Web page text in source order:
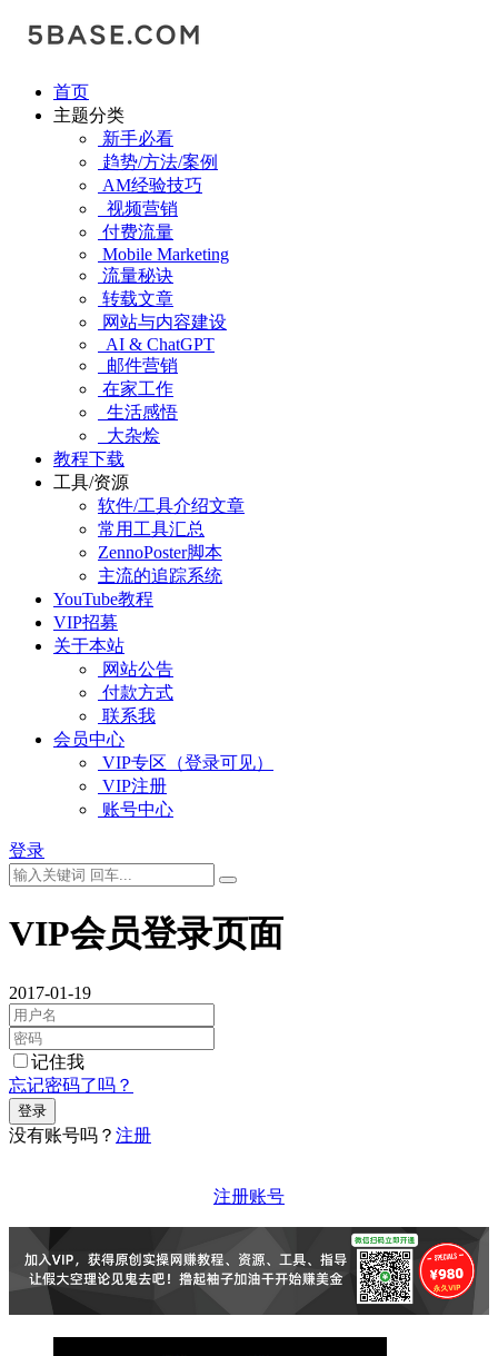
首页
主题分类
新手必看
趋势/方法/案例
AM经验技巧
视频营销
付费流量
Mobile Marketing
流量秘诀
转载文章
网站与内容建设
AI & ChatGPT
邮件营销
在家工作
生活感悟
大杂烩
教程下载
工具/资源
软件/工具介绍文章
常用工具汇总
ZennoPoster脚本
主流的追踪系统
YouTube教程
VIP招募
关于本站
网站公告
付款方式
联系我
会员中心
VIP专区（登录可见）
VIP注册
账号中心
登录
VIP会员登录页面
2017-01-19
记住我
忘记密码了吗？
没有账号吗？ 注册
注册账号